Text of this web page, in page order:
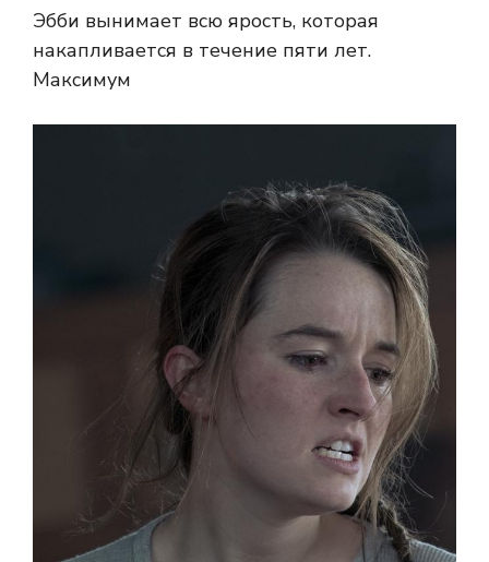
Эбби вынимает всю ярость, которая
накапливается в течение пяти лет.
Максимум